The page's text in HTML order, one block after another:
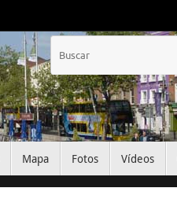
Mapa Fotos Vídeos